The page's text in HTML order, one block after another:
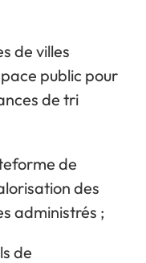
de villes
public pour
de tri
de
des
administrés ;
de